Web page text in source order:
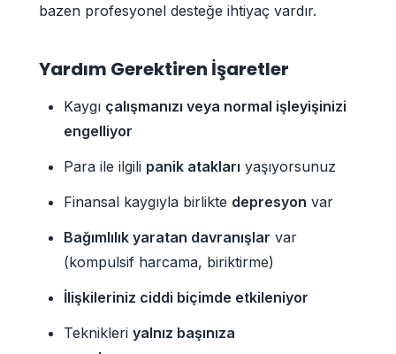
bazen profesyonel desteğe ihtiyaç vardır.
Yardım Gerektiren İşaretler
Kaygı çalışmanızı veya normal işleyişinizi
engelliyor
Para ile ilgili panik atakları yaşıyorsunuz
Finansal kaygıyla birlikte depresyon var
Bağımlılık yaratan davranışlar var
(kompulsif harcama, biriktirme)
İlişkileriniz ciddi biçimde etkileniyor
Teknikleri yalnız başınıza